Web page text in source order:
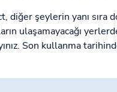
diğer şeylerin yanı sıra
ulaşamayacağı
Son kullanma